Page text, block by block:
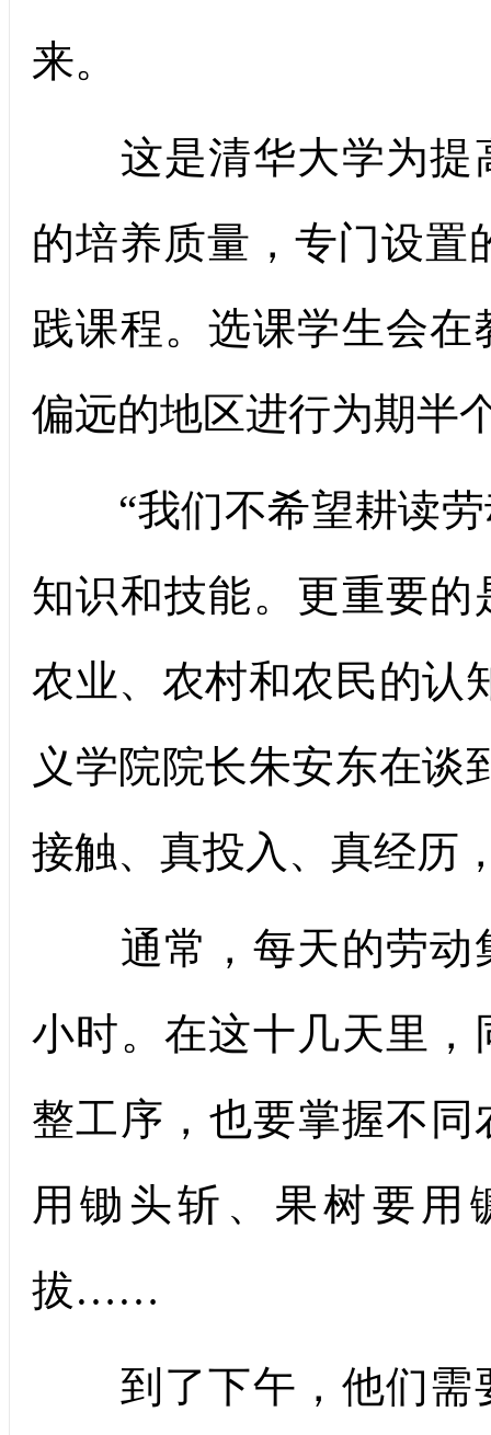
来。
这是清华大学为提
的培养质量，专门设置
践课程。选课学生会
偏远的地区进行为期半
“我们不希望耕读劳
知识和技能。更重要
农业、农村和农民的认
义学院院长朱安东在谈
接触、真投入、真经历
通常，每天的劳动
小时。在这十几天里
整工序，也要掌握不
用锄头斩、果树要用
拔……
到了下午，他们需